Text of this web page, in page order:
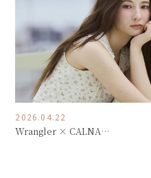
2026.04.22
Wrangler × CALNA…